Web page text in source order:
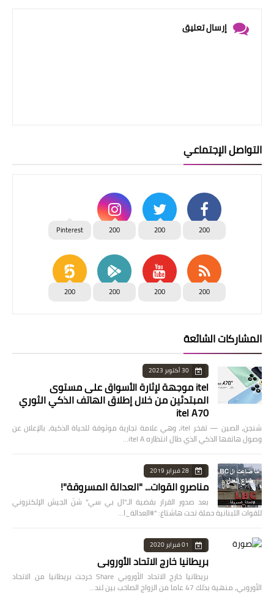
إرسال تعليق
التواصل الإجتماعي
200
200
200
Pinterest
200
200
200
200
المشاركات الشائعة
30 أكتوبر 2023
itel موجهة لإثارة الأسواق على مستوى
المبتدئين من خلال إطلاق الهاتف الذكي الثوري
itel A70
شنجن، الصين — تفخر itel، وهي علامة تجارية موثوقة للحياة الذكية، بالإعلان عن
وصول هاتفها الذكي الذي طال انتظاره itel A…
28 فبراير 2019
مناصرو القوات... "العدالة المسروقة"!
بعد صدور القرار بقضية الـ"ال بي سي" شنّ الجيش الإلكتروني
للقوات اللبنانية حملة تحت هاشتاغ: "#العدالة_ا…
01 فبراير 2020
بريطانيا خارج الاتحاد الأوروبي
بريطانيا خارج الاتحاد الأوروبي Share خرجت بريطانيا من الاتحاد
الأوروبي، منهية بذلك 47 عاما من الزواج الصاخب بين لند…